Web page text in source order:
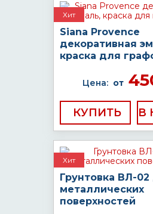
Хит
Siana Provence
декоративная
краска для
Цена: от
КУПИТЬ
Хит
Грунтовка ВЛ-
металлических
поверхностей